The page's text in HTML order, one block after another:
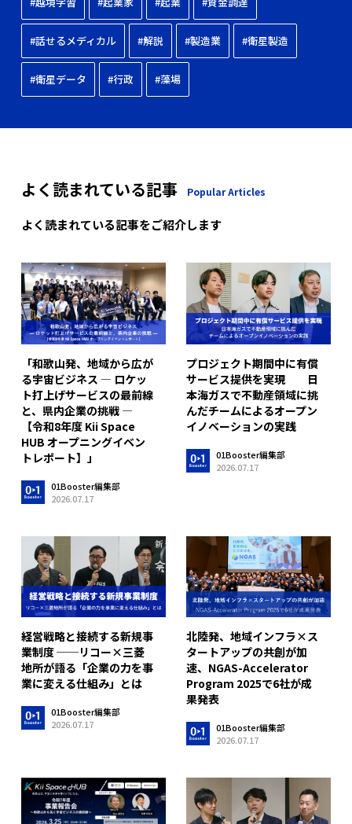
#話せるメディカル #解説 #製造業 #衛星製造
#衛星データ #行政 #藻場
よく読まれている記事 Popular Articles
よく読まれている記事をご紹介します
「和歌山発、地域から広が
る宇宙ビジネス ― ロケッ
ト打上げサービスの最前線
と、県内企業の挑戦 ―
【令和8年度 Kii Space
HUB オープニングイベン
トレポート】」
01Booster編集部
2026.07.17
プロジェクト期間中に有償
サービス提供を実現 日
本海ガスで不動産領域に挑
んだチームによるオープン
イノベーションの実践
01Booster編集部
2026.07.17
経営戦略と接続する新規事
業制度 ──リコー×三菱
地所が語る「企業の力を事
業に変える仕組み」とは
01Booster編集部
2026.07.17
北陸発、地域インフラ×ス
タートアップの共創が加
速、NGAS-Accelerator
Program 2025で6社が成
果発表
01Booster編集部
2026.07.17